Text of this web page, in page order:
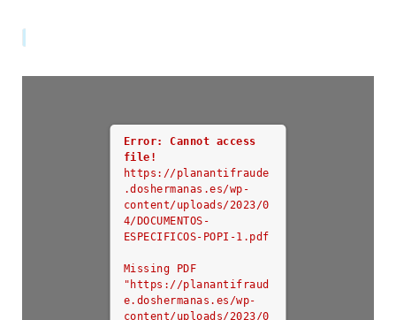
Error: Cannot access
file!
https://planantifraude
.doshermanas.es/wp-
content/uploads/2023/0
4/DOCUMENTOS-
ESPECIFICOS-POPI-1.pdf
Missing PDF
"https://planantifraud
e.doshermanas.es/wp-
content/uploads/2023/0